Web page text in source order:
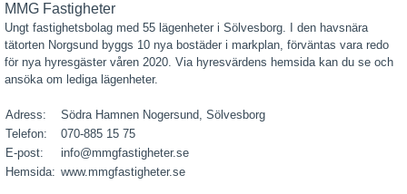
MMG Fastigheter
Ungt fastighetsbolag med 55 lägenheter i Sölvesborg. I den havsnära
tätorten Norgsund byggs 10 nya bostäder i markplan, förväntas vara redo
för nya hyresgäster våren 2020. Via hyresvärdens hemsida kan du se och
ansöka om lediga lägenheter.
Adress:
Södra Hamnen Nogersund, Sölvesborg
Telefon:
070-885 15 75
E-post:
info@mmgfastigheter.se
Hemsida: www.mmgfastigheter.se